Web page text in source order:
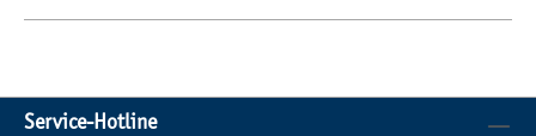
Service-Hotline